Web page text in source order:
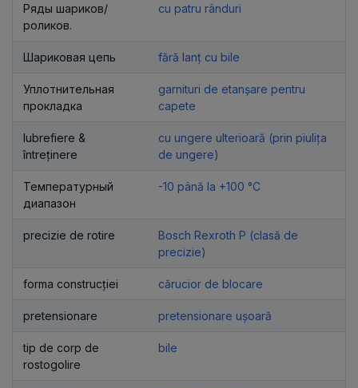
Ряды шариков/
роликов.
cu patru rânduri
Шариковая цепь fără lanț cu bile
Уплотнительная
прокладка
garnituri de etanșare pentru
capete
lubrefiere &
întreținere
cu ungere ulterioară (prin piulița
de ungere)
Температурный
диапазон
-10 până la +100 °C
precizie de rotire
Bosch Rexroth P (clasă de
precizie)
forma construcției cărucior de blocare
pretensionare pretensionare ușoară
tip de corp de
rostogolire
bile